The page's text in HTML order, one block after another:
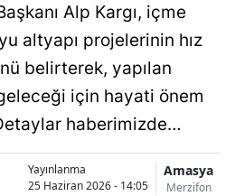
Alp Kargı, içme
altyapı projelerinin hız
belirterek, yapılan
için hayati önem
haberimizde…
Yayınlanma
25 Haziran 2026 - 14:05
Amasya
Merzifon